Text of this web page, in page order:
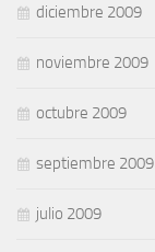
diciembre 2009
noviembre 2009
octubre 2009
septiembre 2009
julio 2009